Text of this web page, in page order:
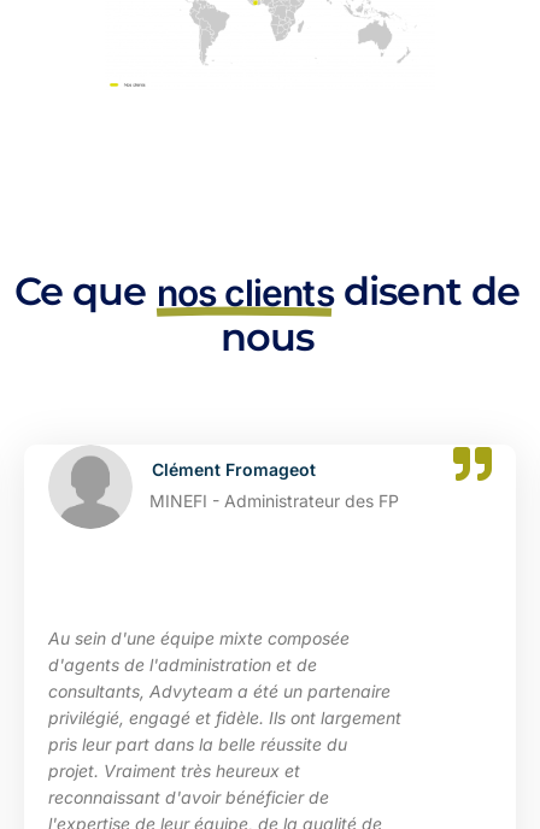
Ce que nos clientsdisent de
nous
Clément Fromageot
MINEFI - Administrateur des FP
Au sein d'une équipe mixte composée
d'agents de l'administration et de
consultants, Advyteam a été un partenaire
privilégié, engagé et fidèle. Ils ont largement
pris leur part dans la belle réussite du
projet. Vraiment très heureux et
reconnaissant d'avoir bénéficier de
l'expertise de leur équipe, de la qualité de